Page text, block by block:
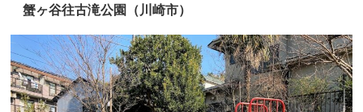
蟹ヶ谷往古滝公園（川崎市）